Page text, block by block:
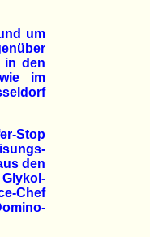
um
in den
im
Stop
den
Chef